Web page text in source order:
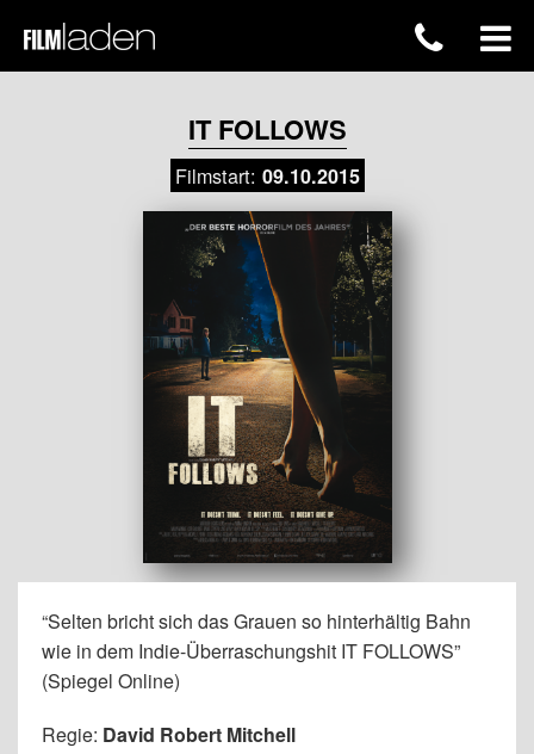
IT FOLLOWS
Filmstart: 09.10.2015
“Selten bricht sich das Grauen so hinterhältig Bahn
wie in dem Indie-Überraschungshit IT FOLLOWS”
(Spiegel Online)
Regie: David Robert Mitchell